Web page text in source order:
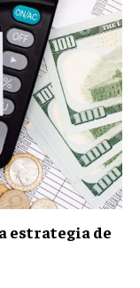
estrategia de